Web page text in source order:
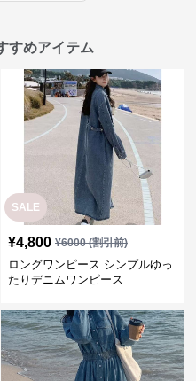
すめアイテム
SALE
¥4,800 ¥6000(割引前)
ロングワンピース シンプルゆっ
たりデニムワンピース